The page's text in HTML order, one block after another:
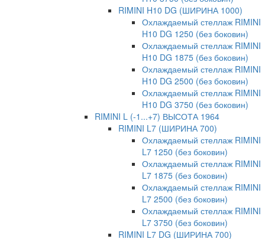
RIMINI H10 DG (ШИРИНА 1000)
Охлаждаемый стеллаж RIMINI
H10 DG 1250 (без боковин)
Охлаждаемый стеллаж RIMINI
H10 DG 1875 (без боковин)
Охлаждаемый стеллаж RIMINI
H10 DG 2500 (без боковин)
Охлаждаемый стеллаж RIMINI
H10 DG 3750 (без боковин)
RIMINI L (-1...+7) ВЫСОТА 1964
RIMINI L7 (ШИРИНА 700)
Охлаждаемый стеллаж RIMINI
L7 1250 (без боковин)
Охлаждаемый стеллаж RIMINI
L7 1875 (без боковин)
Охлаждаемый стеллаж RIMINI
L7 2500 (без боковин)
Охлаждаемый стеллаж RIMINI
L7 3750 (без боковин)
RIMINI L7 DG (ШИРИНА 700)